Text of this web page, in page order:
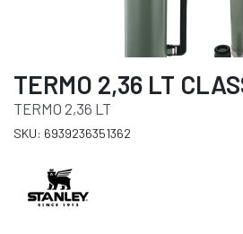
TERMO 2,36 LT
TERMO 2,36 LT
SKU: 6939236351362